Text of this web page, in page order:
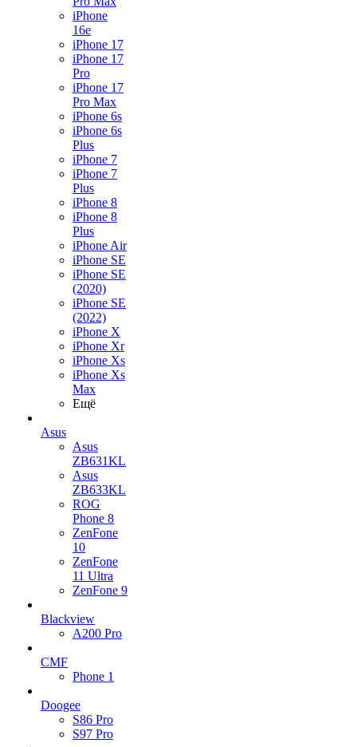
iPhone
16e
iPhone 17
iPhone 17
Pro
iPhone 17
Pro Max
iPhone 6s
iPhone 6s
Plus
iPhone 7
iPhone 7
Plus
iPhone 8
iPhone 8
Plus
iPhone Air
iPhone SE
iPhone SE
(2020)
iPhone SE
(2022)
iPhone X
iPhone Xr
iPhone Xs
iPhone Xs
Max
Ещё
Asus
Asus
ZB631KL
Asus
ZB633KL
ROG
Phone 8
ZenFone
10
ZenFone
11 Ultra
ZenFone 9
Blackview
A200 Pro
CMF
Phone 1
Doogee
S86 Pro
S97 Pro